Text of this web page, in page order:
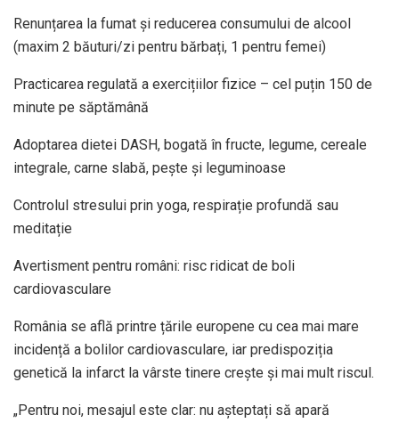
Renunțarea la fumat și reducerea consumului de alcool
(maxim 2 băuturi/zi pentru bărbați, 1 pentru femei)
Practicarea regulată a exercițiilor fizice – cel puțin 150 de
minute pe săptămână
Adoptarea dietei DASH, bogată în fructe, legume, cereale
integrale, carne slabă, pește și leguminoase
Controlul stresului prin yoga, respirație profundă sau
meditație
Avertisment pentru români: risc ridicat de boli
cardiovasculare
România se află printre țările europene cu cea mai mare
incidență a bolilor cardiovasculare, iar predispoziția
genetică la infarct la vârste tinere crește și mai mult riscul.
„Pentru noi, mesajul este clar: nu așteptați să apară